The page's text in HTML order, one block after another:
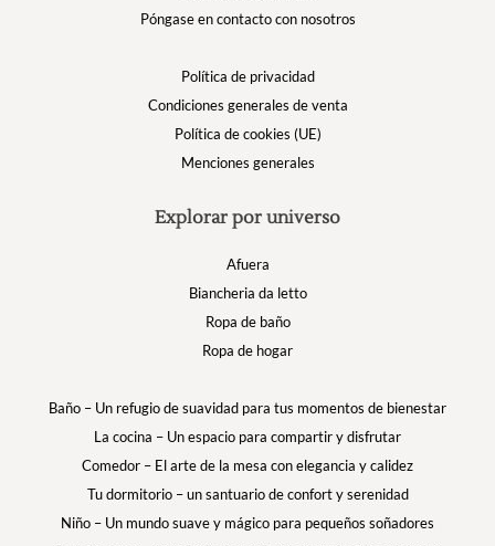
Póngase en contacto con nosotros
Política de privacidad
Condiciones generales de venta
Política de cookies (UE)
Menciones generales
Explorar por universo
Afuera
Biancheria da letto
Ropa de baño
Ropa de hogar
Baño – Un refugio de suavidad para tus momentos de bienestar
La cocina – Un espacio para compartir y disfrutar
Comedor – El arte de la mesa con elegancia y calidez
Tu dormitorio – un santuario de confort y serenidad
Niño – Un mundo suave y mágico para pequeños soñadores